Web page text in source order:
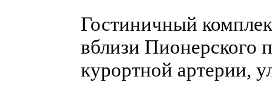
Гостиничный
вблизи Пионерского
курортной артерии,